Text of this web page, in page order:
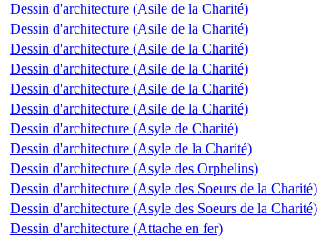
Dessin d'architecture (Asile de la Charité)
Dessin d'architecture (Asile de la Charité)
Dessin d'architecture (Asile de la Charité)
Dessin d'architecture (Asile de la Charité)
Dessin d'architecture (Asile de la Charité)
Dessin d'architecture (Asile de la Charité)
Dessin d'architecture (Asyle de Charité)
Dessin d'architecture (Asyle de la Charité)
Dessin d'architecture (Asyle des Orphelins)
Dessin d'architecture (Asyle des Soeurs de la Charité)
Dessin d'architecture (Asyle des Soeurs de la Charité)
Dessin d'architecture (Attache en fer)